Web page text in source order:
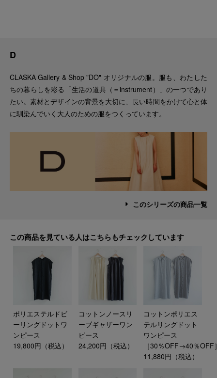
D
CLASKA Gallery & Shop "DO" オリジナルの服。服も、わたした
ちの暮らしを彩る「生活の道具（＝instrument）」の一つであり
たい。素材とデザインの背景を大切に、長い時間をかけて心と体
に馴染んでいく大人のための服をつくっています。
このシリーズの商品一覧
この商品を見ている人はこちらもチェックしています
ポリエステルドビ
ーリングドットワ
ンピース
19,800円（税込）
コットンノースリ
ーブギャザーワン
ピース
24,200円（税込）
コットンポリエス
テルリングドット
ワンピース
［30％OFF→40％OFF
11,880円（税込）